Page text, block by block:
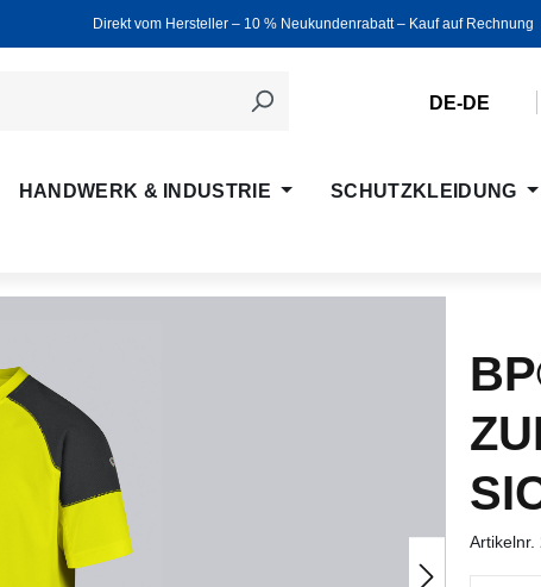
Direkt vom Hersteller ‒ 10 % Neukundenrabatt ‒ Kauf auf Rechnung
DE-DE
HANDWERK & INDUSTRIE SCHUTZKLEIDUNG
Artikelnr.